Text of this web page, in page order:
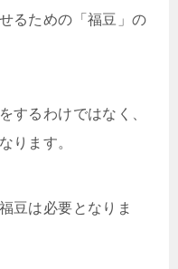
るための「福豆」の
するわけではなく、
ります。
豆は必要となりま